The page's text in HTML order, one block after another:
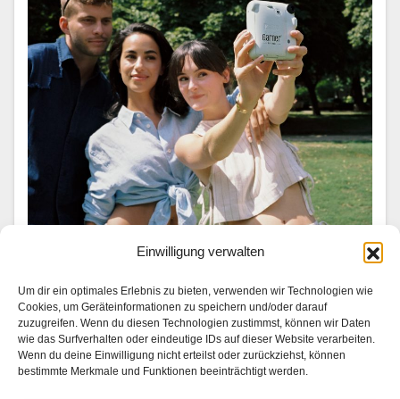
Einwilligung verwalten
Um dir ein optimales Erlebnis zu bieten, verwenden wir Technologien wie
Cookies, um Geräteinformationen zu speichern und/oder darauf
zuzugreifen. Wenn du diesen Technologien zustimmst, können wir Daten
wie das Surfverhalten oder eindeutige IDs auf dieser Website verarbeiten.
Wenn du deine Einwilligung nicht erteilst oder zurückziehst, können
bestimmte Merkmale und Funktionen beeinträchtigt werden.
Trip down memory lane: Analoge
Reiseerinnerungen
1. AUGUST 2026
Mit Lea van Acken, Gizem Emre und Ben Felipe